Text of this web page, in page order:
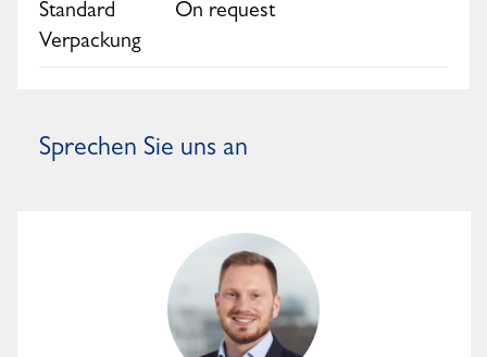
Standard
Verpackung
On request
Sprechen Sie uns an